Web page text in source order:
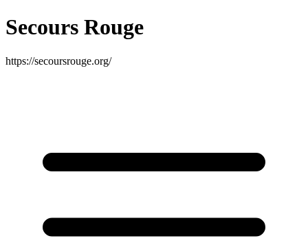
Secours Rouge
https://secoursrouge.org/